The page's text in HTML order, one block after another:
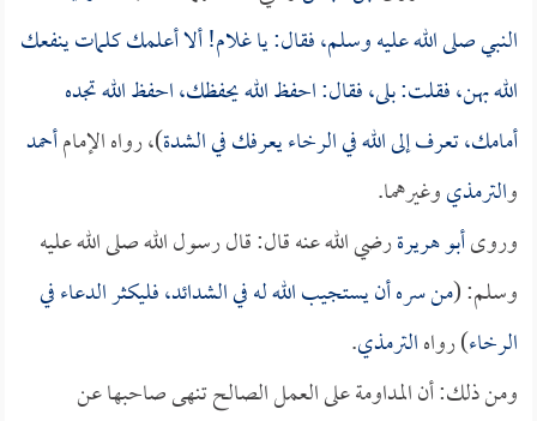
النبي صلى الله عليه وسلم، فقال: يا غلام! ألا أعلمك كلمات ينفعك
الله بهن، فقلت: بلى، فقال: احفظ الله يحفظك، احفظ الله تجده
أمامك، تعرف إلى الله في الرخاء يعرفك في الشدة)، رواه الإمامأحمد
والترمذيوغيرهما.
وروىأبو هريرةرضي الله عنه قال: قال رسول الله صلى الله عليه
وسلم: (من سره أن يستجيب الله له في الشدائد، فليكثر الدعاء في
الرخاء) رواهالترمذي.
ومن ذلك: أن المداومة على العمل الصالح تنهى صاحبها عن